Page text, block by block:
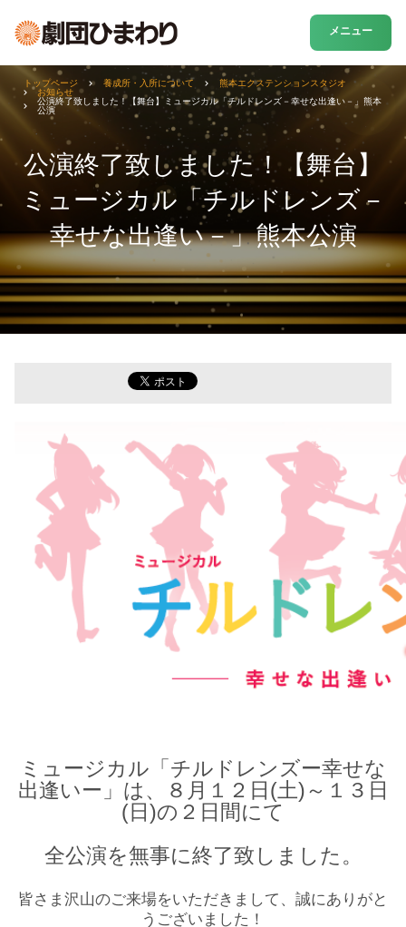
メニュー
公演終了致しました！【舞台】
ミュージカル「チルドレンズ－
幸せな出逢い－」熊本公演
トップページ 養成所・入所について
熊本エクステンションスタジオ
お知らせ
公演終了致しました！【舞台】ミュージカル「チルドレンズ－幸せな出逢い－」熊本
公演
ミュージカル「チルドレンズー幸せな
出逢いー」は、８月１２日(土)～１３日
(日)の２日間にて
全公演を無事に終了致しました。
皆さま沢山のご来場をいただきまして、誠にありがと
うございました！